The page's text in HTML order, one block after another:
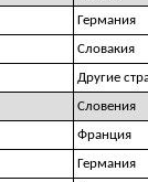
Германия
Словакия
Другие
Словения
Франция
Германия